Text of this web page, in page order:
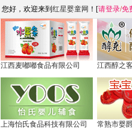
您好，欢迎来到 红星婴童网 ！[请登录/免
江西麦嘟嘟食品有限公司 江西醇之
上海怡氏食品科技有限公司 常熟市婴